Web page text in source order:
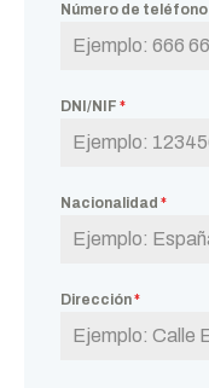
Número de teléfono
DNI/NIF *
Nacionalidad *
Dirección*